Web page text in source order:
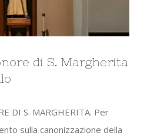
di S. Margherita
DI S. MARGHERITA. Per
sulla canonizzazione della